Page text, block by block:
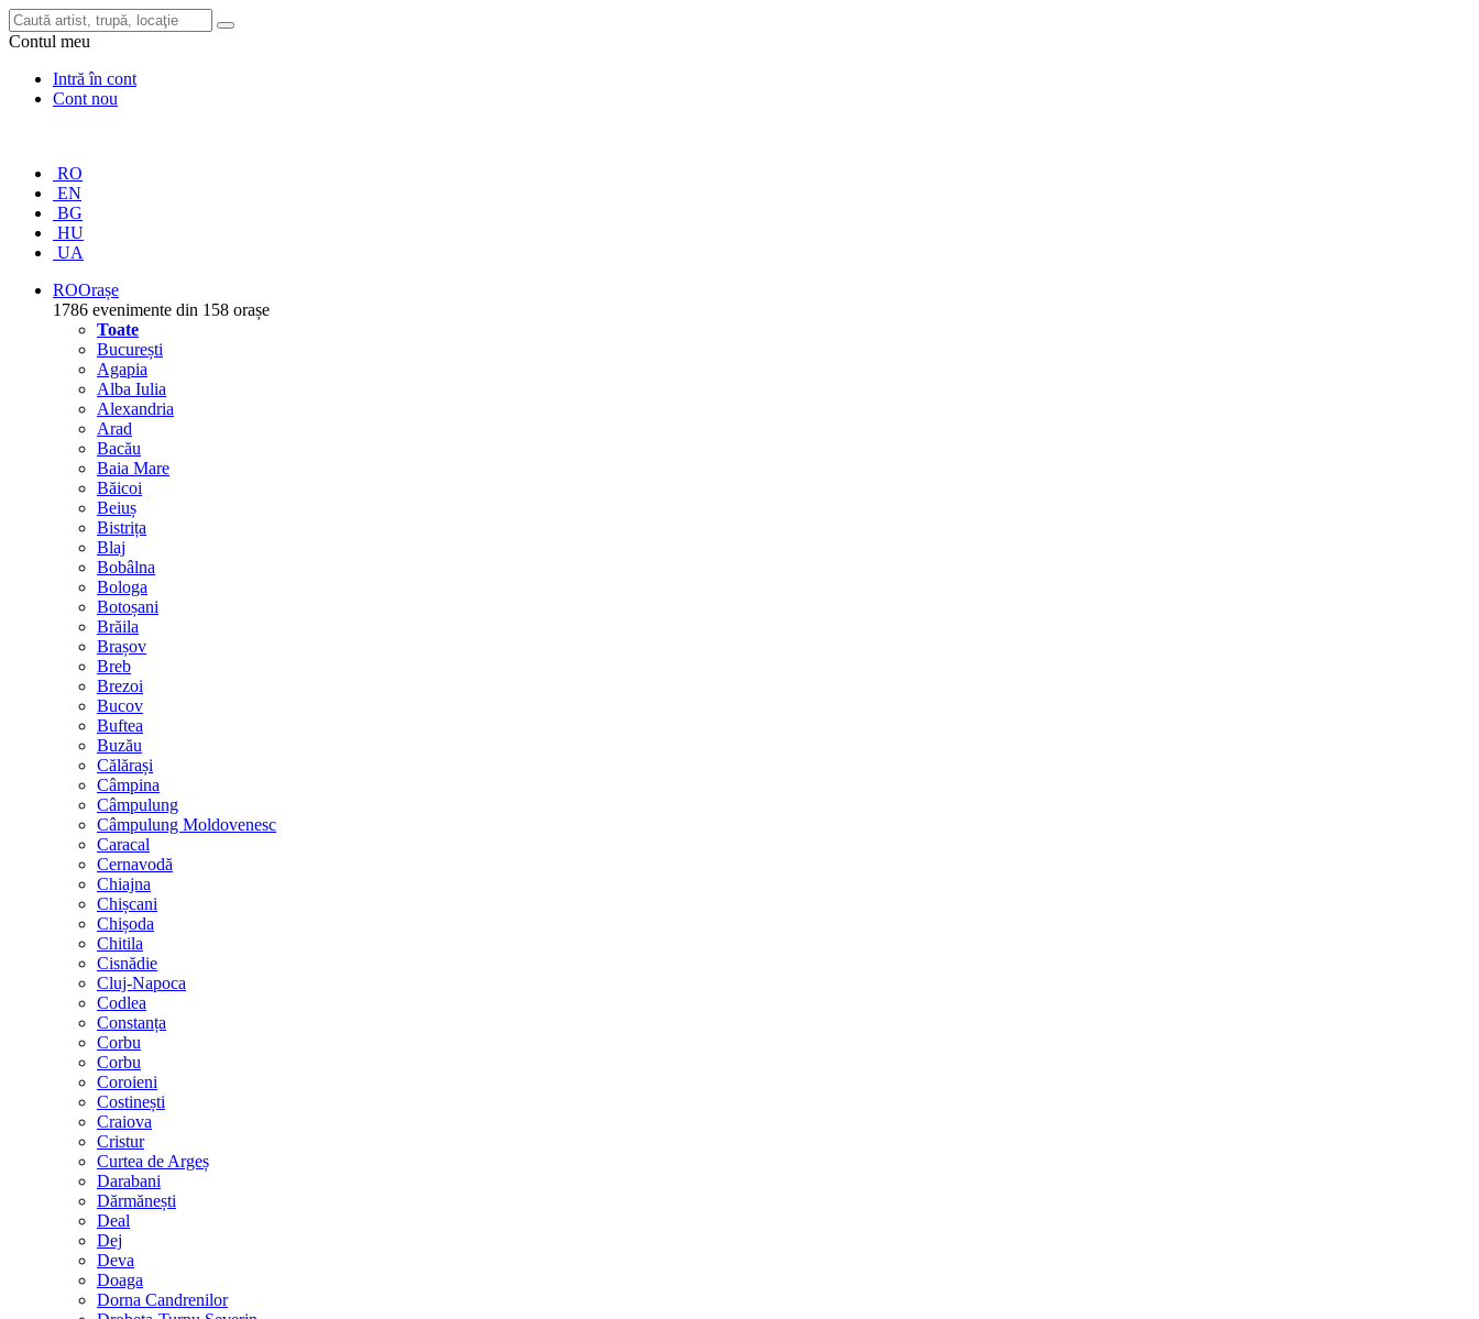
Contul meu
Intră în cont
Cont nou
RO
EN
BG
HU
UA
ROOrașe
1786 evenimente din 158 orașe
Toate
București
Agapia
Alba Iulia
Alexandria
Arad
Bacău
Baia Mare
Băicoi
Beiuș
Bistrița
Blaj
Bobâlna
Bologa
Botoșani
Brăila
Brașov
Breb
Brezoi
Bucov
Buftea
Buzău
Călărași
Câmpina
Câmpulung
Câmpulung Moldovenesc
Caracal
Cernavodă
Chiajna
Chișcani
Chișoda
Chitila
Cisnădie
Cluj-Napoca
Codlea
Constanța
Corbu
Corbu
Coroieni
Costinești
Craiova
Cristur
Curtea de Argeș
Darabani
Dărmănești
Deal
Dej
Deva
Doaga
Dorna Candrenilor